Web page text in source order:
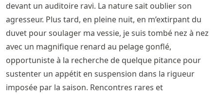
devant un auditoire ravi. La nature sait oublier son
agresseur. Plus tard, en pleine nuit, en m’extirpant du
duvet pour soulager ma vessie, je suis tombé nez à nez
avec un magnifique renard au pelage gonflé,
opportuniste à la recherche de quelque pitance pour
sustenter un appétit en suspension dans la rigueur
imposée par la saison. Rencontres rares et